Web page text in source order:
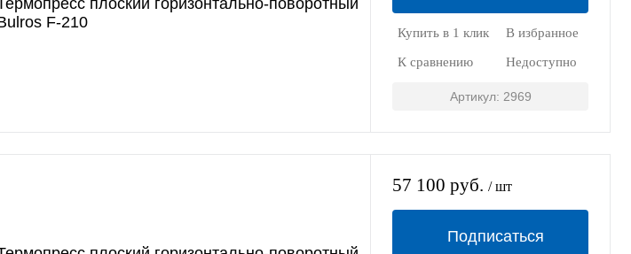
плоский горизонтально-поворотный
F-210
Купить в 1 клик В избранное
К сравнению Недоступно
Артикул: 2969
57 100 руб. / шт
Подписаться